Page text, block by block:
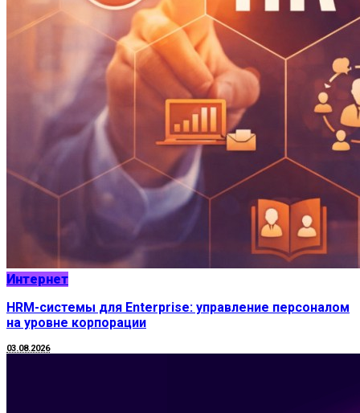
Интернет
HRM-системы для Enterprise: управление персоналом
на уровне корпорации
03.08.2026